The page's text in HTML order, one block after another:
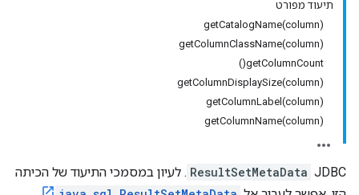
תיעוד מפורט
getCatalogName(column)
getColumnClassName(column)
getColumnCount()
getColumnDisplaySize(column)
getColumnLabel(column)
getColumnName(column)
‫JDBC
ResultSetMetaData . לעיון במסמכי התיעוד של הכיתה